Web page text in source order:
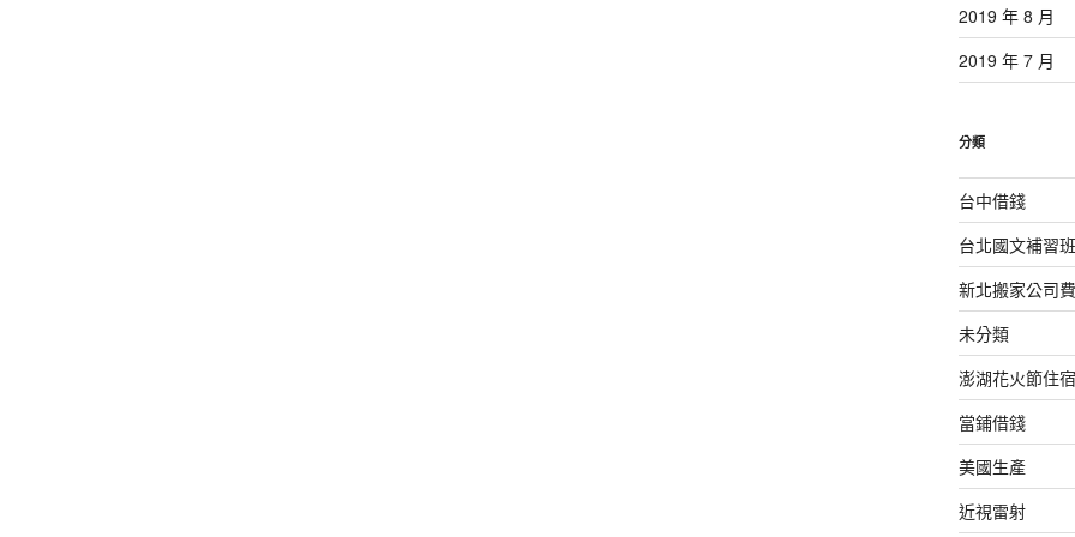
2019 年 8 月
2019 年 7 月
分類
台中借錢
台北國文補習班
新北搬家公司
未分類
澎湖花火節住
當鋪借錢
美國生產
近視雷射